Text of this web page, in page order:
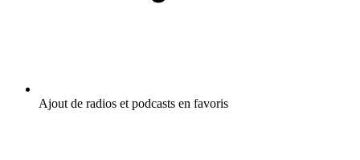
Ajout de radios et podcasts en favoris